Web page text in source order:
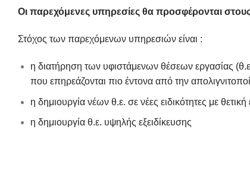
Οι παρεχόμενες υπηρεσίες θα προσφέρονται
Στόχος των παρεχόμενων υπηρεσιών είναι :
η διατήρηση των υφιστάμενων θέσεων εργασίας
που επηρεάζονται πιο έντονα από την
η δημιουργία νέων θ.ε. σε νέες ειδικότητες με
η δημιουργία θ.ε. υψηλής εξειδίκευσης